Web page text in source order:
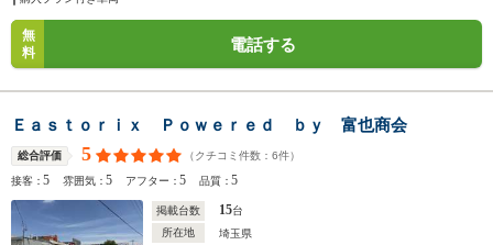
無
料
電話する
Ｅａｓｔｏｒｉｘ Ｐｏｗｅｒｅｄ ｂｙ 富也商会
総合評価 5 （クチコミ件数： 6件）
接客：5 雰囲気：5 アフター：5 品質：5
掲載台数 15台
所在地
埼玉県